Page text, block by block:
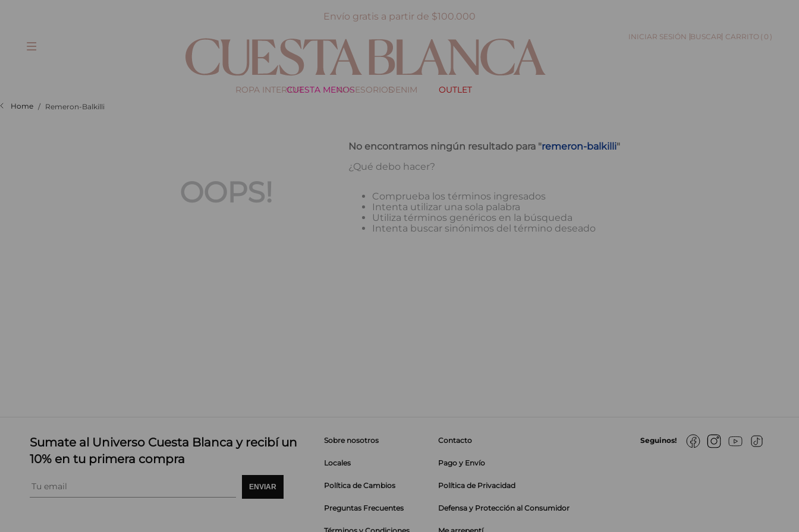
Envío gratis a partir de $100.000
ROPA INTERIORCUESTA MENOSACCESORIOSDENIM OUTLET
BUSCAR 0
Remeron-Balkilli
OOPS!
No encontramos ningún resultado para "remeron-balkilli"
¿Qué debo hacer?
Comprueba los términos ingresados
Intenta utilizar una sola palabra
Utiliza términos genéricos en la búsqueda
Intenta buscar sinónimos del término deseado
Sumate al Universo Cuesta Blanca y recibí un
10% en tu primera compra
ENVIAR
Sobre nosotros Contacto
Locales Pago y Envío
Política de Cambios Política de Privacidad
Preguntas Frecuentes Defensa y Protección al Consumidor
Seguinos!